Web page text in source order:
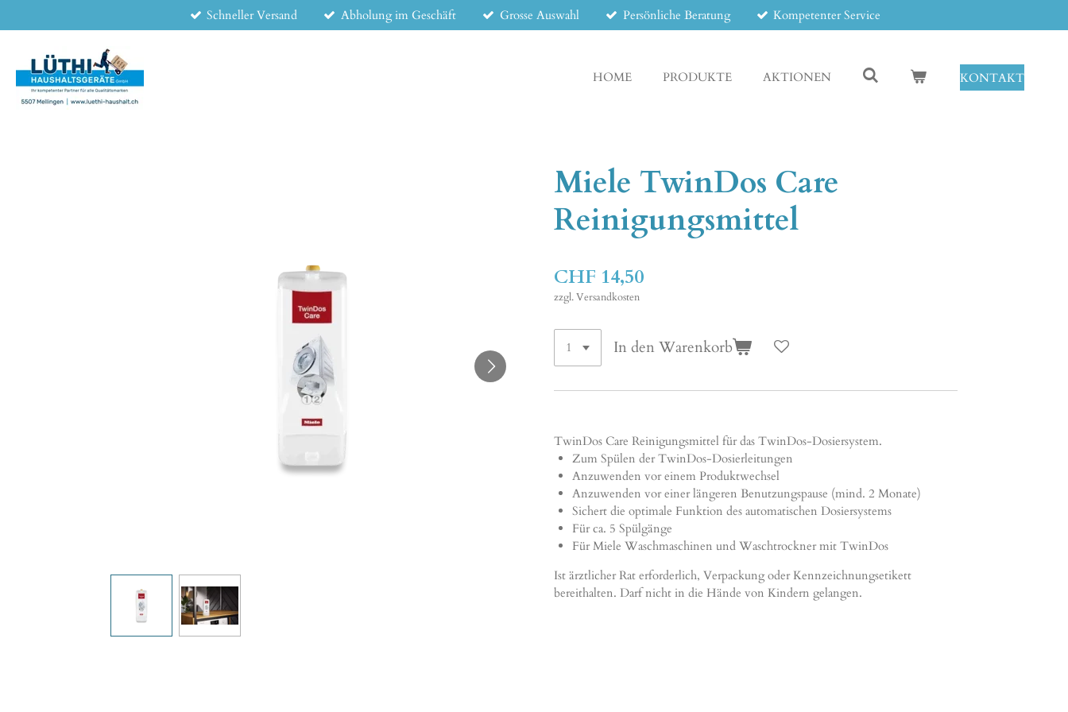
Hauptinhalt
Schneller Versand Abholung im Geschäft Grosse Auswahl Persönliche Beratung Kompetenter Service
HOME PRODUKTE AKTIONEN KONTAKT
Miele TwinDos Care
Reinigungsmittel
CHF 14,50
zzgl. Versandkosten
In den Warenkorb
TwinDos Care Reinigungsmittel für das TwinDos-Dosiersystem.
Zum Spülen der TwinDos-Dosierleitungen
Anzuwenden vor einem Produktwechsel
Anzuwenden vor einer längeren Benutzungspause (mind. 2 Monate)
Sichert die optimale Funktion des automatischen Dosiersystems
Für ca. 5 Spülgänge
Für Miele Waschmaschinen und Waschtrockner mit TwinDos
Ist ärztlicher Rat erforderlich, Verpackung oder Kennzeichnungsetikett
bereithalten. Darf nicht in die Hände von Kindern gelangen.